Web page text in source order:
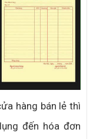
hàng bán lẻ thì
đến hóa đơn